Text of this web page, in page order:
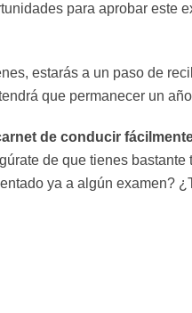
para aprobar este
estarás a un paso de
que permanecer un
de conducir
de que tienes
ya a algún examen?